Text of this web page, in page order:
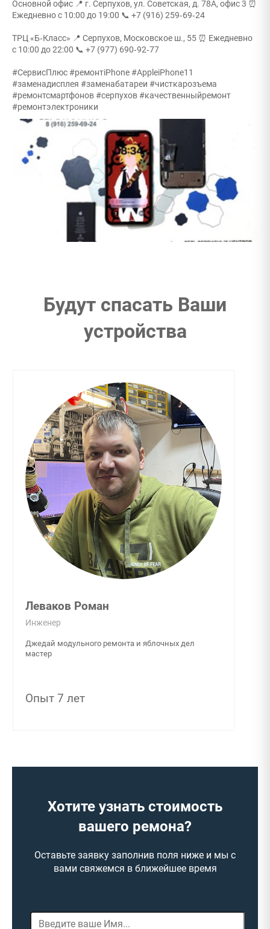
Основной офис 📍 г. Серпухов, ул. Советская, д. 78А, офис 3 ⏰
Ежедневно с 10:00 до 19:00 📞 +7 (916) 259‑69‑24
ТРЦ «Б‑Класс» 📍 Серпухов, Московское ш., 55 ⏰ Ежедневно
с 10:00 до 22:00 📞 +7 (977) 690‑92‑77
#СервисПлюс #ремонтiPhone #AppleiPhone11
#заменадисплея #заменабатареи #чисткарозъема
#ремонтсмартфонов #серпухов #качественныйремонт
#ремонтэлектроники
Будут спасать Ваши
устройства
Леваков Роман
Инженер
Джедай модульного ремонта и яблочных дел
мастер
Опыт 7 лет
Хотите узнать стоимость
вашего ремона?
Оставьте заявку заполнив поля ниже и мы с
вами свяжемся в ближейшее время